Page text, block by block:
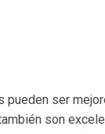
pueden ser
son